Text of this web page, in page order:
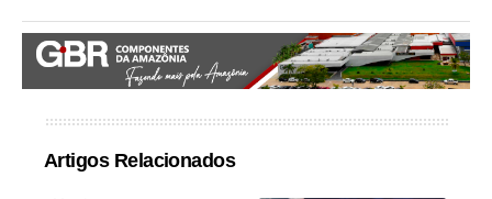
Artigos Relacionados